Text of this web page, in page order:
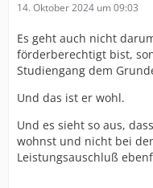
14. Oktober 2024 um 09:03
Es geht auch nicht
förderberechtigt bist,
Studiengang dem
Und das ist er wohl.
Und es sieht so aus,
wohnst und nicht bei
Leistungsauschluß